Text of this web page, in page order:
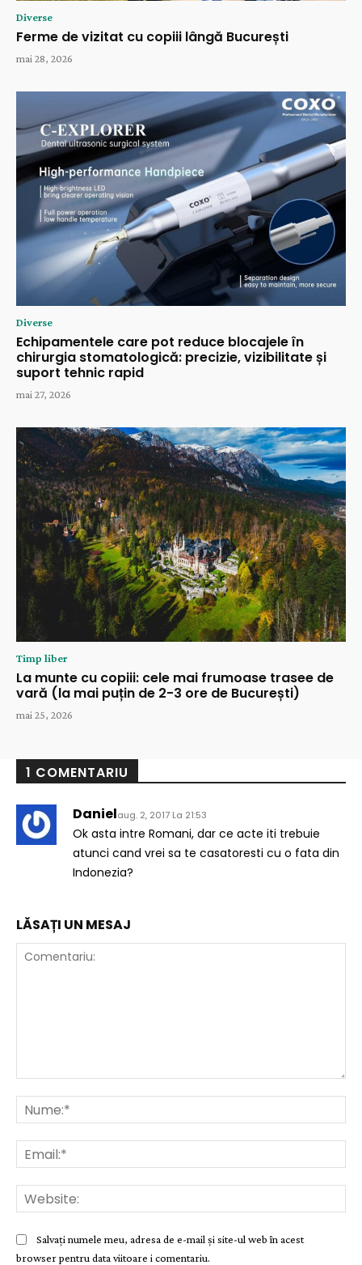
Diverse
Ferme de vizitat cu copiii lângă București
mai 28, 2026
Diverse
Echipamentele care pot reduce blocajele în
chirurgia stomatologică: precizie, vizibilitate și
suport tehnic rapid
mai 27, 2026
Timp liber
La munte cu copiii: cele mai frumoase trasee de
vară (la mai puțin de 2-3 ore de București)
mai 25, 2026
1 COMENTARIU
Danielaug. 2, 2017 La 21:53
Ok asta intre Romani, dar ce acte iti trebuie
atunci cand vrei sa te casatoresti cu o fata din
Indonezia?
LĂSAȚI UN MESAJ
Salvați numele meu, adresa de e-mail și site-ul web în acest
browser pentru data viitoare i comentariu.